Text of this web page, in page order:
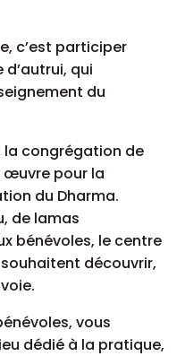
c’est participer
qui
du
la congrégation de
œuvre pour la
du Dharma.
de lamas
bénévoles, le centre
découvrir,
vous
dédié à la pratique,